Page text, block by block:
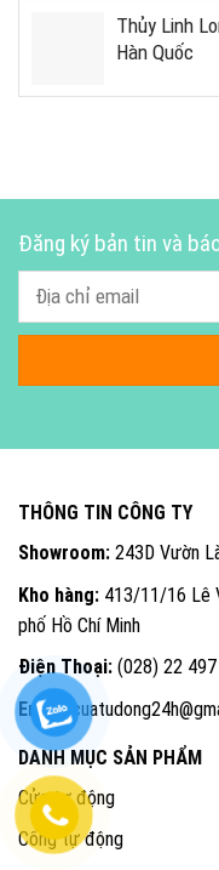
Thủy Linh
Hàn Quốc
Đăng ký bản tin và
THÔNG TIN CÔNG TY
Showroom: 243D Vườn
Kho hàng: 413/11/16 Lê
phố Hồ Chí Minh
Điện Thoại: (028) 22
Email:
DANH MỤC SẢN PHẨM
Cửa tự động
Cổng tự động